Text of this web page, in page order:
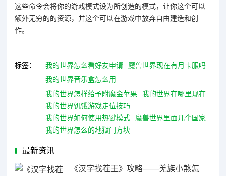
这些命令会将你的游戏模式设为所创造的模式，让你这个可以
额外无穷的的资源，并这个可以在游戏中放弃自由建造和创
作。
标签： 我的世界怎么看好友申请
魔兽世界现在有月卡服吗
我的世界音乐盒怎么用
我的世界怎样给予附魔金苹果
我的世界在哪里现在
我的世界饥饿游戏走位技巧
我的世界如何使用热键模式
魔兽世界里面几个国家
我的世界怎么的地狱门方块
最新资讯
《汉字找茬王》攻略——羌族小煞怎